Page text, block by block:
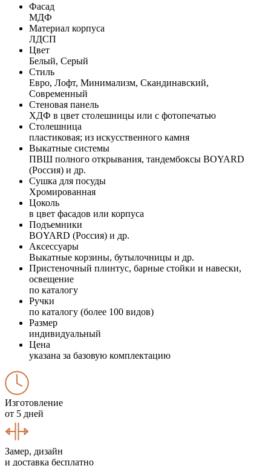
Фасад
МДФ
Материал корпуса
ЛДСП
Цвет
Белый, Серый
Стиль
Евро, Лофт, Минимализм, Скандинавский,
Современный
Стеновая панель
ХДФ в цвет столешницы или с фотопечатью
Столешница
пластиковая; из искусственного камня
Выкатные системы
ПВШ полного открывания, тандембоксы BOYARD
(Россия) и др.
Сушка для посуды
Хромированная
Цоколь
в цвет фасадов или корпуса
Подъемники
BOYARD (Россия) и др.
Аксессуары
Выкатные корзины, бутылочницы и др.
Пристеночный плинтус, барные стойки и навески,
освещение
по каталогу
Ручки
по каталогу (более 100 видов)
Размер
индивидуальный
Цена
указана за базовую комплектацию
Изготовление
от 5 дней
Замер, дизайн
и доставка бесплатно